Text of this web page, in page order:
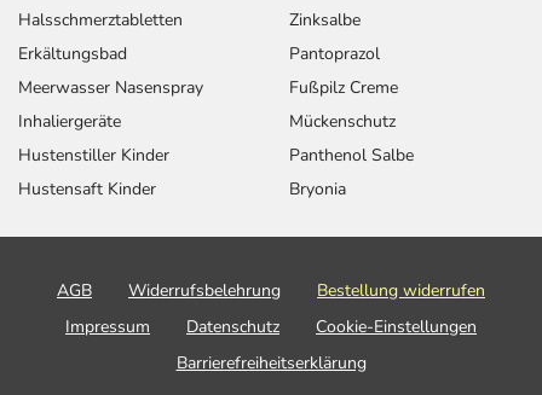
Halsschmerztabletten
Erkältungsbad
Meerwasser Nasenspray
Inhaliergeräte
Hustenstiller Kinder
Hustensaft Kinder
Zinksalbe
Pantoprazol
Fußpilz Creme
Mückenschutz
Panthenol Salbe
Bryonia
AGB Widerrufsbelehrung
Bestellung widerrufen
Impressum
Datenschutz
Cookie-Einstellungen
Barrierefreiheitserklärung